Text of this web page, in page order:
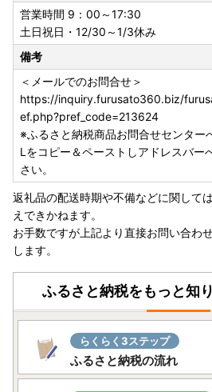
営業時間 9：00～17:30
土日祝日・12/30～1/3休み
備考
＜メールでのお問合せ＞
https://inquiry.furusato360.biz/
ef.php?pref_code=213624
※ふるさと納税商品お問合せセンター
Lをコピー＆ペーストしアドレスバー
さい。
返礼品の配送時期や不備などに関して
えできかねます。
お手数ですが上記より直接お問い合わ
します。
ふるさと納税をもっと知
らくらく3ステップ
ふるさと納税の流れ